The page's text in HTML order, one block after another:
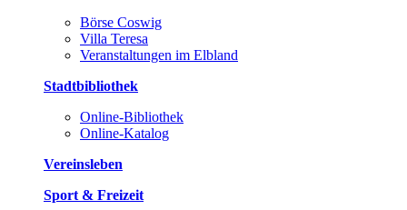
Börse Coswig
Villa Teresa
Veranstaltungen im Elbland
Stadtbibliothek
Online-Bibliothek
Online-Katalog
Vereinsleben
Sport & Freizeit